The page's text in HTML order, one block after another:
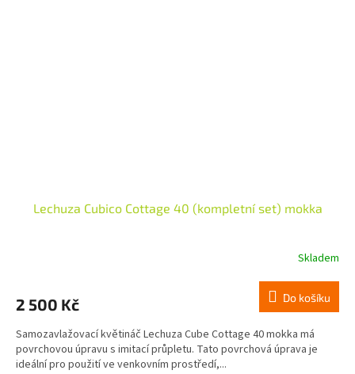
Lechuza Cubico Cottage 40 (kompletní set) mokka
Skladem
2 500 Kč Do košíku
Samozavlažovací květináč Lechuza Cube Cottage 40 mokka má
povrchovou úpravu s imitací průpletu. Tato povrchová úprava je
ideální pro použití ve venkovním prostředí,...